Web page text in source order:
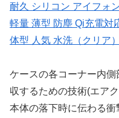
耐久 シリコン アイフォ
軽量 薄型 防塵 Qi充電対
体型 人気 水洗（クリア）
ケースの各コーナー内
収するための技術(エア
本体の落下時に伝わる